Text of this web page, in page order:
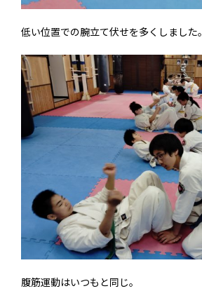
低い位置での腕立て伏せを多くしました。
腹筋運動はいつもと同じ。